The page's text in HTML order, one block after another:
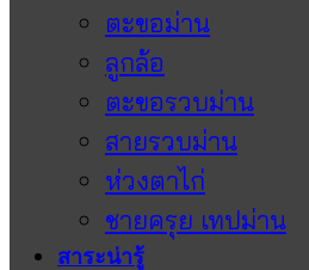
ตะขอม่าน
ลูกล้อ
ตะขอรวบม่าน
สายรวบม่าน
ห่วงตาไก่
ชายครุย เทปม่าน
สาระน่ารู้